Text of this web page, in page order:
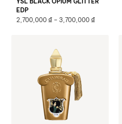
EDP
2,700,000₫ – 3,700,000₫